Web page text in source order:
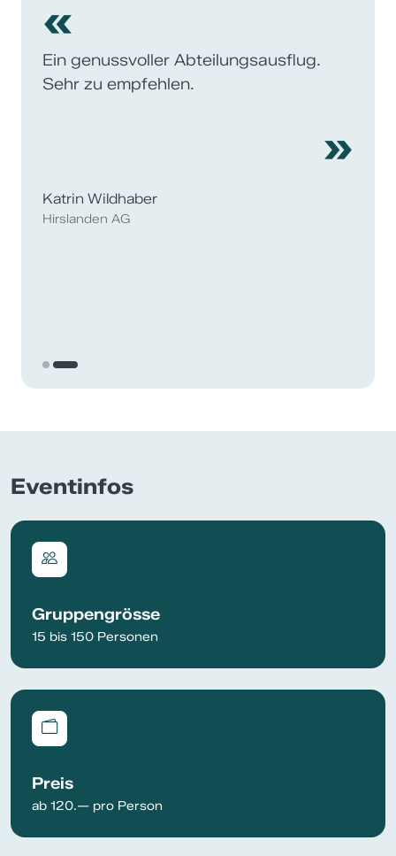
«
Ein genussvoller Abteilungsausflug.
Sehr zu empfehlen.
»
Katrin Wildhaber
Hirslanden AG
Eventinfos
Gruppengrösse
15 bis 150 Personen
Preis
ab 120.— pro Person